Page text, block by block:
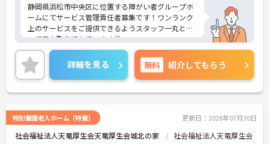
静岡県浜松市中央区に位置する障がい者グループホ
ームにてサービス管理責任者募集です！ワンランク
上のサービスをご提供できるようスタッフ一丸とな
って日々取り組んでいます◎
ご興味ある方には、面接対策ポイントなど、さらに
詳細をお話しいたしますのでお気軽にご相談くださ
い！
詳細を見る 無料 紹介してもらう
特別養護老人ホーム（特養） 更新日：2026年07月30日
社会福祉法人天竜厚生会天竜厚生会城北の家 社会福祉法人天竜厚生会